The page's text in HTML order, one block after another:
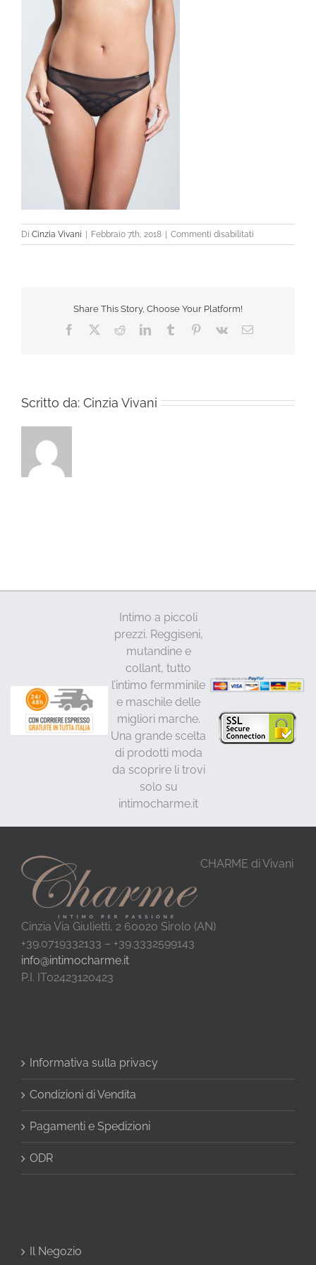
Di Cinzia Vivani | Febbraio 7th, 2018 | Commenti disabilitati
Share This Story, Choose Your Platform!
Facebook RedditLinkedInTumblr Pinterest
Vk Email
Scritto da: Cinzia Vivani
Intimo a piccoli
prezzi. Reggiseni,
mutandine e
collant, tutto
l’intimo fermminile
e maschile delle
migliori marche.
Una grande scelta
di prodotti moda
da scoprire li trovi
solo su
intimocharme.it
CHARME di Vivani
Cinzia Via Giulietti, 2 60020 Sirolo (AN)
+39.0719332133 – +39.3332599143
info@intimocharme.it
P.I. IT02423120423
Informativa sulla privacy
Condizioni di Vendita
Pagamenti e Spedizioni
ODR
Il Negozio